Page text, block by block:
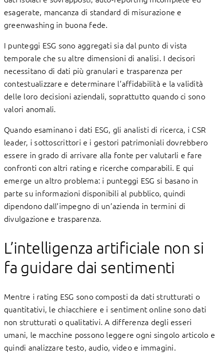
esagerate, mancanza di standard di misurazione e
greenwashing in buona fede.
I punteggi ESG sono aggregati sia dal punto di vista
temporale che su altre dimensioni di analisi. I decisori
necessitano di dati più granulari e trasparenza per
contestualizzare e determinare l’affidabilità e la validità
delle loro decisioni aziendali, soprattutto quando ci sono
valori anomali.
Quando esaminano i dati ESG, gli analisti di ricerca, i CSR
leader, i sottoscrittori e i gestori patrimoniali dovrebbero
essere in grado di arrivare alla fonte per valutarli e fare
confronti con altri rating e ricerche comparabili. E qui
emerge un altro problema: i punteggi ESG si basano in
parte su informazioni disponibili al pubblico, quindi
dipendono dall’impegno di un’azienda in termini di
divulgazione e trasparenza.
L’intelligenza artificiale non si
fa guidare dai sentimenti
Mentre i rating ESG sono composti da dati strutturati o
quantitativi, le chiacchiere e i sentiment online sono dati
non strutturati o qualitativi. A differenza degli esseri
umani, le macchine possono leggere ogni singolo articolo e
quindi analizzare testo, audio, video e immagini.